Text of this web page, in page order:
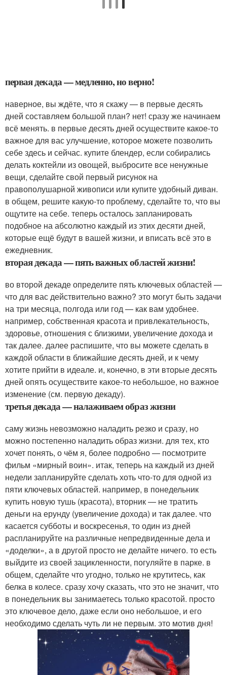
первая декада — медленно, но верно!
наверное, вы ждёте, что я скажу — в первые десять
дней составляем большой план? нет! сразу же начинаем
всё менять. в первые десять дней осуществите какое-то
важное для вас улучшение, которое можете позволить
себе здесь и сейчас. купите блендер, если собирались
делать коктейли из овощей, выбросите все ненужные
вещи, сделайте свой первый рисунок на
правополушарной живописи или купите удобный диван.
в общем, решите какую-то проблему, сделайте то, что вы
ощутите на себе. теперь осталось запланировать
подобное на абсолютно каждый из этих десяти дней,
которые ещё будут в вашей жизни, и вписать всё это в
ежедневник.
вторая декада — пять важных областей жизни!
во второй декаде определите пять ключевых областей —
что для вас действительно важно? это могут быть задачи
на три месяца, полгода или год — как вам удобнее.
например, собственная красота и привлекательность,
здоровье, отношения с близкими, увеличение дохода и
так далее. далее распишите, что вы можете сделать в
каждой области в ближайшие десять дней, и к чему
хотите прийти в идеале. и, конечно, в эти вторые десять
дней опять осуществите какое-то небольшое, но важное
изменение (см. первую декаду).
третья декада — налаживаем образ жизни
саму жизнь невозможно наладить резко и сразу, но
можно постепенно наладить образ жизни. для тех, кто
хочет понять, о чём я, более подробно — посмотрите
фильм «мирный воин». итак, теперь на каждый из дней
недели запланируйте сделать хоть что-то для одной из
пяти ключевых областей. например, в понедельник
купить новую тушь (красота), вторник — не тратить
деньги на ерунду (увеличение дохода) и так далее. что
касается субботы и воскресенья, то один из дней
распланируйте на различные непредвиденные дела и
«доделки», а в другой просто не делайте ничего. то есть
выйдите из своей зацикленности, погуляйте в парке. в
общем, сделайте что угодно, только не крутитесь, как
белка в колесе. сразу хочу сказать, что это не значит, что
в понедельник вы занимаетесь только красотой. просто
это ключевое дело, даже если оно небольшое, и его
необходимо сделать чуть ли не первым. это мотив дня!